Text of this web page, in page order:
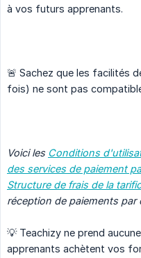
à vos futurs apprenants.
🚨 Sachez que les facilités
fois) ne sont pas
Voici les Conditions
des services de paiement
Structure de frais de la
réception de paiements par
💡 Teachizy ne prend
apprenants achètent vos